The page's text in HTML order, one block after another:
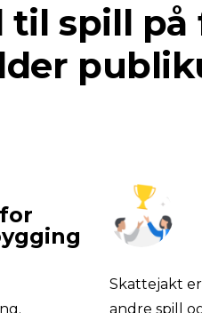
til spill på
Skattejakt
andre spill